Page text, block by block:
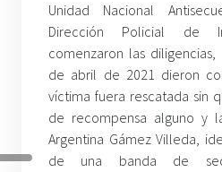
Unidad Nacional
Dirección Policial de
comenzaron las
de abril de 2021 dieron
víctima fuera rescatada sin
de recompensa alguno y
Argentina Gámez Villeda,
de una banda de